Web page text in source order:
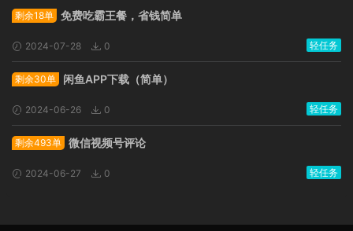
剩余18单 免费吃霸王餐，省钱简单
2024-07-28 0 轻任务
剩余30单 闲鱼APP下载（简单）
2024-06-26 0 轻任务
剩余493单 微信视频号评论
2024-06-27 0 轻任务